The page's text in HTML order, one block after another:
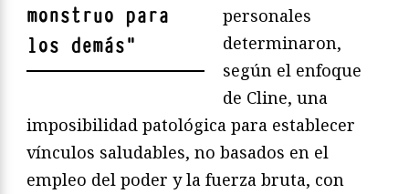
monstruo para
los demás"
personales
determinaron,
según el enfoque
de Cline, una
imposibilidad patológica para establecer
vínculos saludables, no basados en el
empleo del poder y la fuerza bruta, con